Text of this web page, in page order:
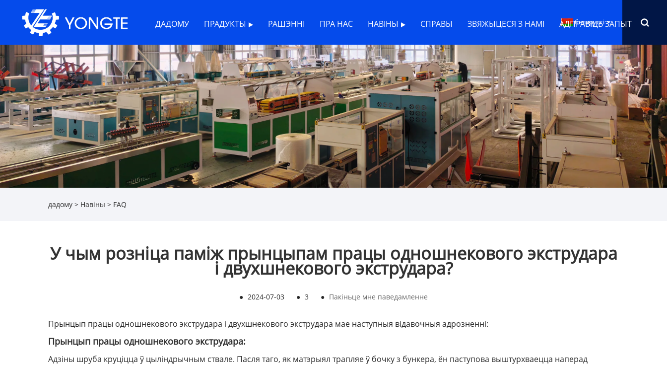
ДАДОМУ ПРАДУКТЫ РАШЭННІ ПРА НАС НАВІНЫ СПРАВЫ ЗВЯЖЫЦЕСЯ З НАМІ АДПРАВІЦЬ ЗАПЫТ
беларускі
дадому > Навіны > FAQ
У чым розніца паміж прынцыпам працы одношнекового экструдара
і двухшнекового экструдара?
● 2024-07-03 ● 3 ● Пакіньце мне паведамленне
Прынцып працы одношнекового экструдара і двухшнекового экструдара мае наступныя відавочныя адрозненні:
Прынцып працы одношнекового экструдара:
Адзіны шруба круціцца ў цыліндрычным ствале. Пасля таго, як матэрыял трапляе ў бочку з бункера, ён паступова выштурхваецца наперад